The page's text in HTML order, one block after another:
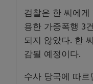
검찰은 한 씨에게
용한 가중폭행 3
되지 않았다. 한
감될 예정이다.
수사 당국에 따